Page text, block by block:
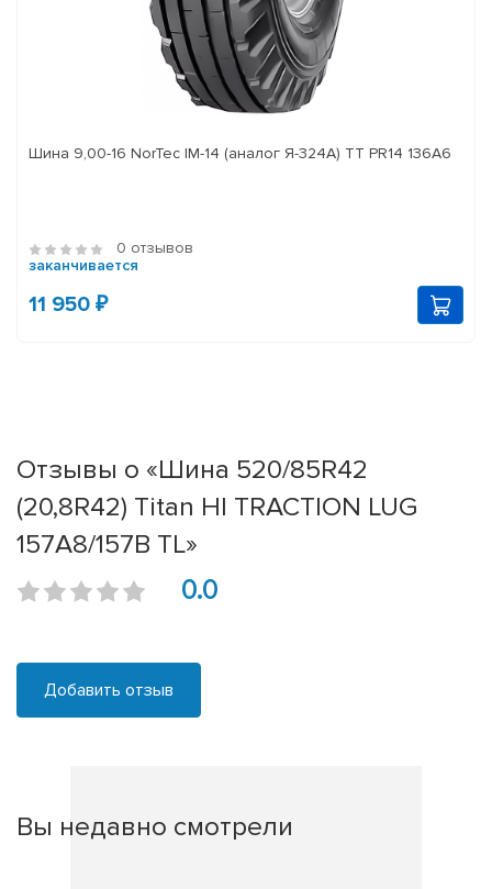
Шина 9,00-16 NorTec IM-14 (аналог Я-324А) ТТ PR14 136А6
0 отзывов
заканчивается
11 950 ₽
Отзывы о «Шина 520/85R42
(20,8R42) Titan HI TRACTION LUG
157A8/157B TL»
0.0
Добавить отзыв
Вы недавно смотрели